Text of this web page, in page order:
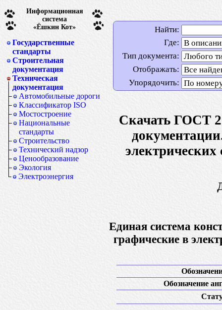
Информационная
система
«Ёшкин Кот»
Государственные
стандарты
Строительная
документация
Техническая
документация
Автомобильные дороги
Классификатор ISO
Мостостроение
Национальные
стандарты
Строительство
Технический надзор
Ценообразование
Экология
Электроэнергия
Найти:
Где:
Тип документа:
Отображать:
Упорядочить:
Скачать ГОСТ
Единая система
графические в
Обозначение